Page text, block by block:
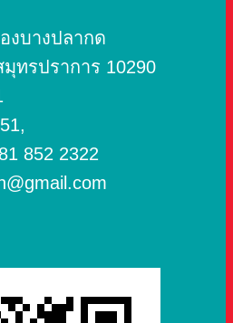
งบางปลากด
ทรปราการ 10290
852 2322